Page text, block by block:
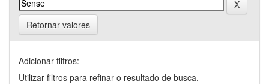
Retornar valores
Adicionar filtros:
Utilizar filtros para refinar o resultado de busca.